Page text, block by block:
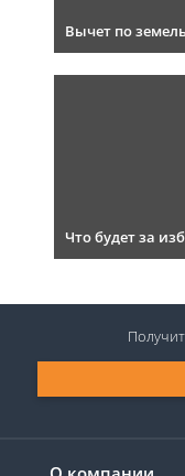
Вычет по
Что будет за